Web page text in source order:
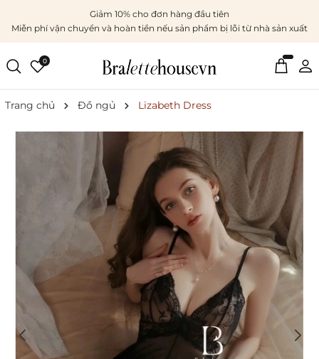
Giảm 10% cho đơn hàng đầu tiên
Miễn phí vận chuyển và hoàn tiền nếu sản phẩm bị lỗi từ nhà sản xuất
0
Trang chủ Đồ ngủ Lizabeth Dress